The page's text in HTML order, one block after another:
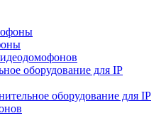
оборудование для IP
оборудование для IP